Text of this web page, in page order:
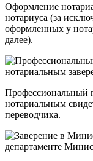
Оформление
нотариуса (за
оформленных у
далее).
Профессиональный
нотариальным
переводчика.